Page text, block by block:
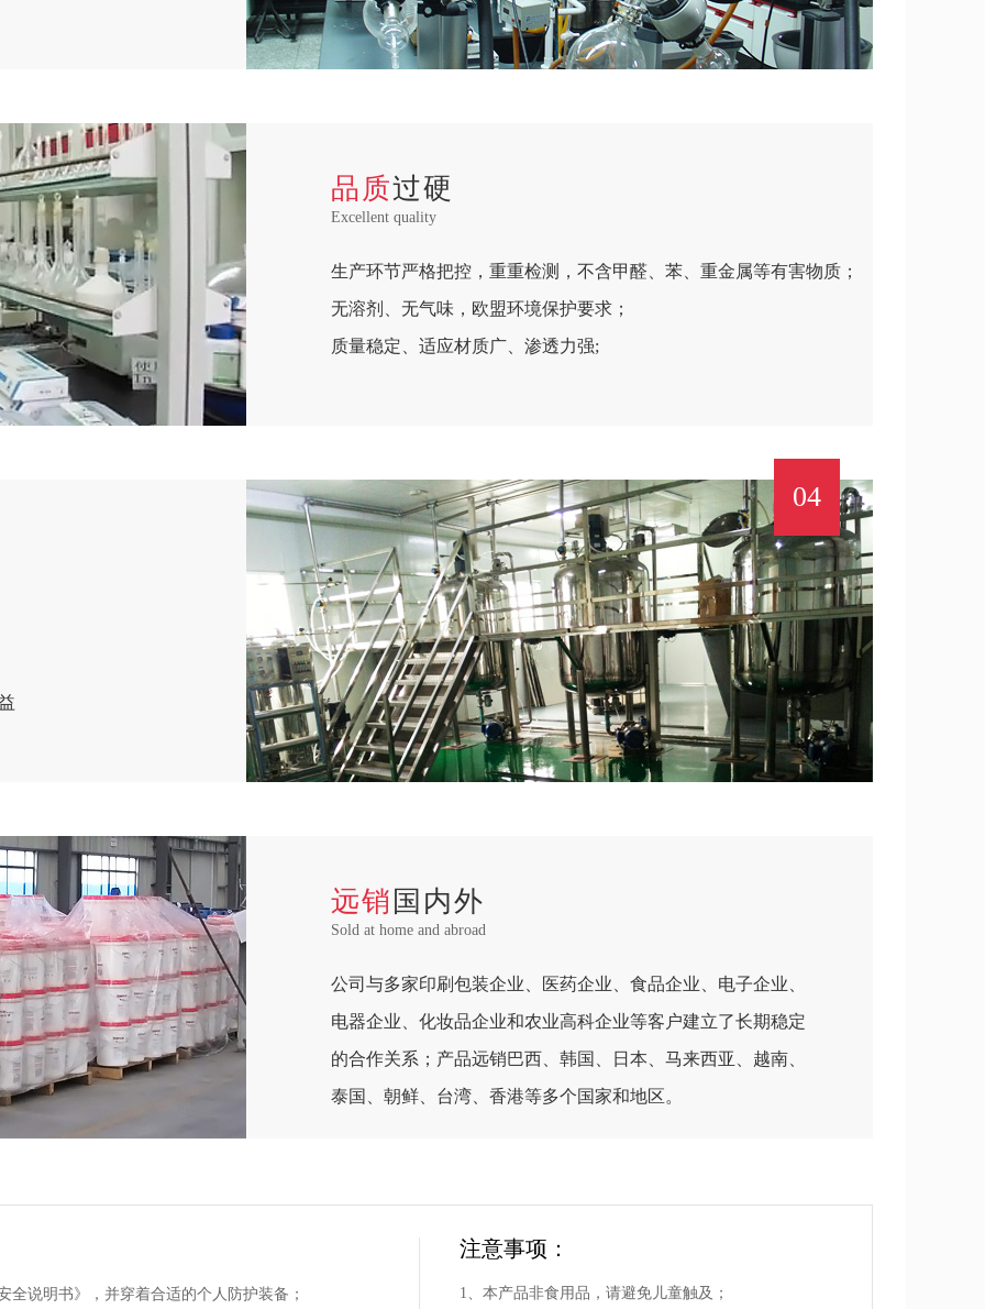
品质过硬
Excellent quality
生产环节严格把控，重重检测，不含甲醛、苯、重金属等有害物质；
无溶剂、无气味，欧盟环境保护要求；
质量稳定、适应材质广、渗透力强;
04
远销 国内外
Sold at home and abroad
公司与多家印刷包装企业、医药企业、食品企业、电子企业、
电器企业、化妆品企业和农业高科企业等客户建立了长期稳定
的合作关系；产品远销巴西、韩国、日本、马来西亚、越南、
泰国、朝鲜、台湾、香港等多个国家和地区。
说明书》，并穿着合适的个人防护装备；
注意事项：
1、本产品非食用品，请避免儿童触及；